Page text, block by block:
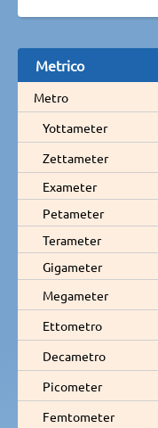
Metrico
Metro
Yottameter
Zettameter
Exameter
Petameter
Terameter
Gigameter
Megameter
Ettometro
Decametro
Picometer
Femtometer